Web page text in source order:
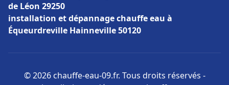
de Léon 29250
installation et dépannage chauffe eau à
Équeurdreville Hainneville 50120
© 2026 chauffe-eau-09.fr. Tous droits réservés -